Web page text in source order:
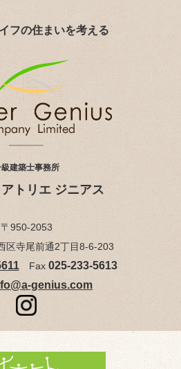
フの住まいを考える
建築士事務所
トリエ ジニアス
〒950-2053
区寺尾前通2丁目8-6-203
Fax 025-233-5613
genius.com